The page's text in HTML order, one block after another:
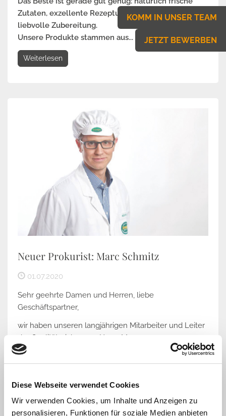
Diese Webseite verwendet Cookies
Wir verwenden Cookies, um Inhalte und Anzeigen zu
personalisieren, Funktionen für soziale Medien anbieten
Zutaten, exzellente Rezepturen, sorgfältige und
liebvolle Zubereitung.
Unsere Produkte stammen aus...
Weiterlesen
Neuer Prokurist: Marc Schmitz
01.07.2020
Sehr geehrte Damen und Herren, liebe
Geschäftspartner,
wir haben unseren langjährigen Mitarbeiter und Leiter
der Qualitätssicherung, Herrn Marc...
KOMM IN UNSER TEAM
JETZT BEWERBEN